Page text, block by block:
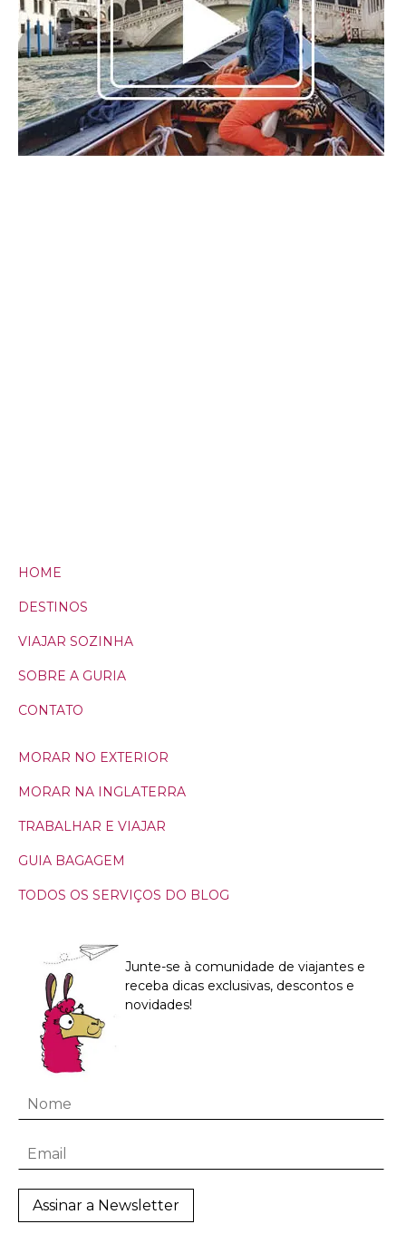
HOME
DESTINOS
VIAJAR SOZINHA
SOBRE A GURIA
CONTATO
MORAR NO EXTERIOR
MORAR NA INGLATERRA
TRABALHAR E VIAJAR
GUIA BAGAGEM
TODOS OS SERVIÇOS DO BLOG
Junte-se à comunidade de viajantes e
receba dicas exclusivas, descontos e
novidades!